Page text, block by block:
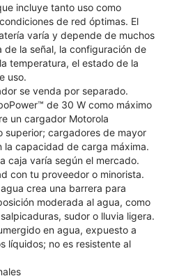
incluye tanto uso como
de red óptimas. El
varía y depende de muchos
la señal, la configuración de
temperatura, el estado de la
uso.
se venda por separado.
de 30 W como máximo
un cargador Motorola
superior; cargadores de mayor
la capacidad de carga máxima.
caja varía según el mercado.
con tu proveedor o minorista.
crea una barrera para
moderada al agua, como
sudor o lluvia ligera.
en agua, expuesto a
líquidos; no es resistente al